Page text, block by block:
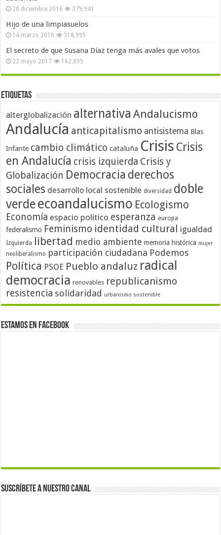
28 diciembre 2016 379,941
Hijo de una limpiasuelos
14 marzo 2016 318,995
El secreto de que Susana Díaz tenga más avales que votos
22 mayo 2017 162,895
Etiquetas
alterglobalización alternativa Andalucismo
Andalucía anticapitalismo antisistema Blas
Infante cambio climático cataluña Crisis Crisis
en Andalucía crisis izquierda Crisis y
Globalización Democracia derechos
sociales desarrollo local sostenible diversidad doble
verdeecoandalucismo Ecologismo
Economía espacio político esperanza europa
federalismo Feminismo identidad cultural igualdad
Izquierda libertad medio ambiente memoria histórica mujer
neoliberalismo participación ciudadana Podemos
Política PSOE Pueblo andaluz radical
democracia renovables republicanismo
resistencia solidaridad urbanismo sostenible
Estamos en Facebook
Suscríbete a nuestro canal